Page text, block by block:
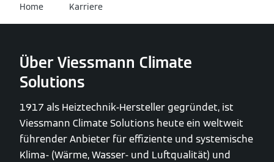
Home Karriere
Über Viessmann Climate
Solutions
1917 als Heiztechnik-Hersteller gegründet, ist
Viessmann Climate Solutions heute ein weltweit
führender Anbieter für effiziente und systemische
Klima- (Wärme, Wasser- und Luftqualität) und